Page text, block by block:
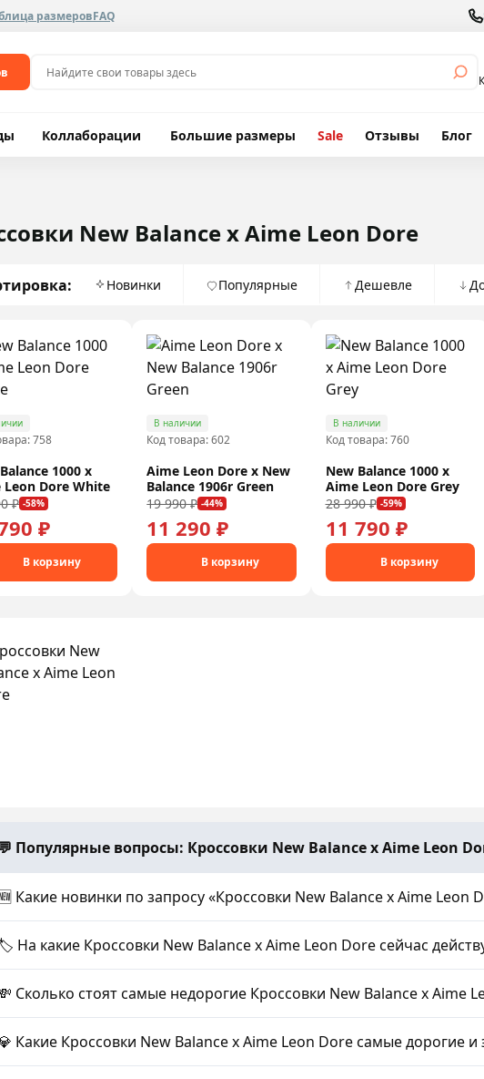
размеровFAQ
Коллаборации Большие размеры Sale Отзывы Блог
New Balance x Aime Leon Dore
Новинки Популярные Дешевле
758
1000 x
Leon Dore White
₽ -58%
₽
В корзину
В наличии
Код товара: 602
Aime Leon Dore x New
Balance 1906r Green
19 990 ₽ -44%
11 290 ₽
В корзину
В наличии
Код товара: 760
New Balance 1000 x
Aime Leon Dore Grey
28 990 ₽ -59%
11 790 ₽
В корзину
💬 Популярные вопросы: Кроссовки New Balance x Aime Leon
Какие новинки по запросу «Кроссовки New Balance x Aime Leon
На какие Кроссовки New Balance x Aime Leon Dore сейчас
Сколько стоят самые недорогие Кроссовки New Balance x Aime
Какие Кроссовки New Balance x Aime Leon Dore самые дорогие и